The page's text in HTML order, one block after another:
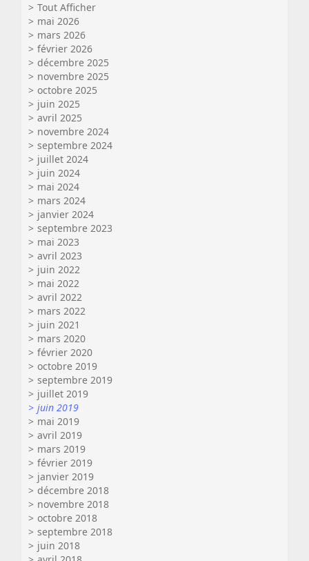
Tout Afficher
mai 2026
mars 2026
février 2026
décembre 2025
novembre 2025
octobre 2025
juin 2025
avril 2025
novembre 2024
septembre 2024
juillet 2024
juin 2024
mai 2024
mars 2024
janvier 2024
septembre 2023
mai 2023
avril 2023
juin 2022
mai 2022
avril 2022
mars 2022
juin 2021
mars 2020
février 2020
octobre 2019
septembre 2019
juillet 2019
juin 2019
mai 2019
avril 2019
mars 2019
février 2019
janvier 2019
décembre 2018
novembre 2018
octobre 2018
septembre 2018
juin 2018